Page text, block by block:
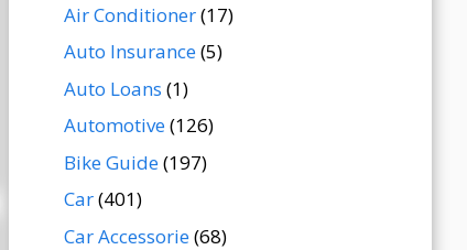
Air Conditioner(17)
Auto Insurance(5)
Auto Loans (1)
Automotive(126)
Bike Guide(197)
Car(401)
Car Accessorie(68)